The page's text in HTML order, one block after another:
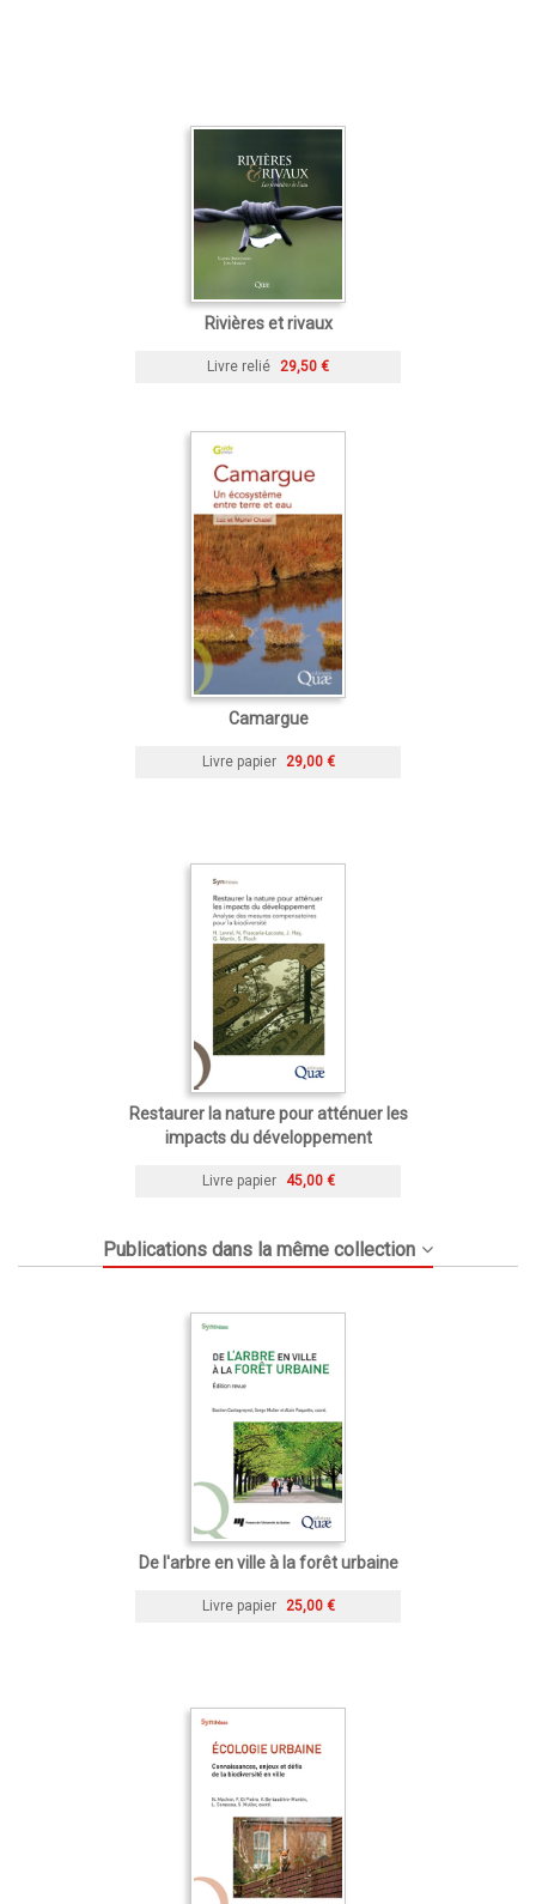
Rivières et rivaux
Livre relié 29,50 €
Camargue
Livre papier 29,00 €
Restaurer la nature pour atténuer les
impacts du développement
Livre papier 45,00 €
Publications dans la même collection
De l'arbre en ville à la forêt urbaine
Livre papier 25,00 €